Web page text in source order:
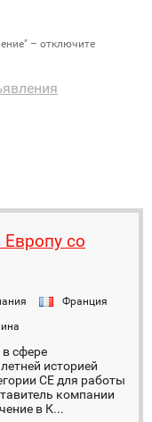
– отключите
со
Франция
сфере
историей
СЕ для работы
компании
в К...